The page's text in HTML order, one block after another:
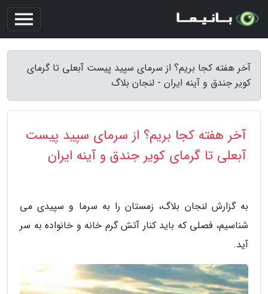
آخر هفته کجا بریم؟ از سرمای سپید پیست آبعلی تا گرمای
کویر جندق و آینه ایران - لنجان بلاگ
آخر هفته کجا بریم؟ از سرمای سپید پیست
آبعلی تا گرمای کویر جندق و آینه ایران
به گزارش لنجان بلاگ، زمستان را به سرما و سپیدی می
شناسیم، فصلی که باید کنار آتش گرم خانه و خانواده به سر
آید.